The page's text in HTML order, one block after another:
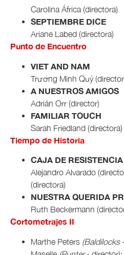
Carolina África (directora)
SEPTIEMBRE DICE
Ariane Labed (directora)
Punto de Encuentro
VIET AND NAM
Trương Minh Quý
A NUESTROS AMIGOS
Adrián Orr (director)
FAMILIAR TOUCH
Sarah Friedland (directora)
Tiempo de Historia
CAJA DE RESISTENCIA
Alejandro Alvarado
(directora)
NUESTRA QUERIDA
Ruth Beckermann
Cortometrajes II
Marthe Peters (Baldilocks-